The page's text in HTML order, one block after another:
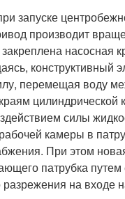
запуске
производит
насосная
конструктивный
перемещая воду
цилиндрической
силы
камеры в
При этом
патрубка путем
разрежения на входе